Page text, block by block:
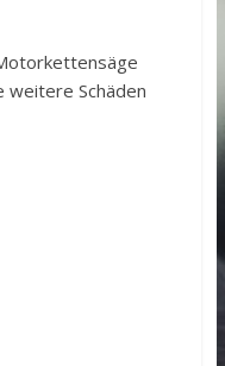
weitere Schäden